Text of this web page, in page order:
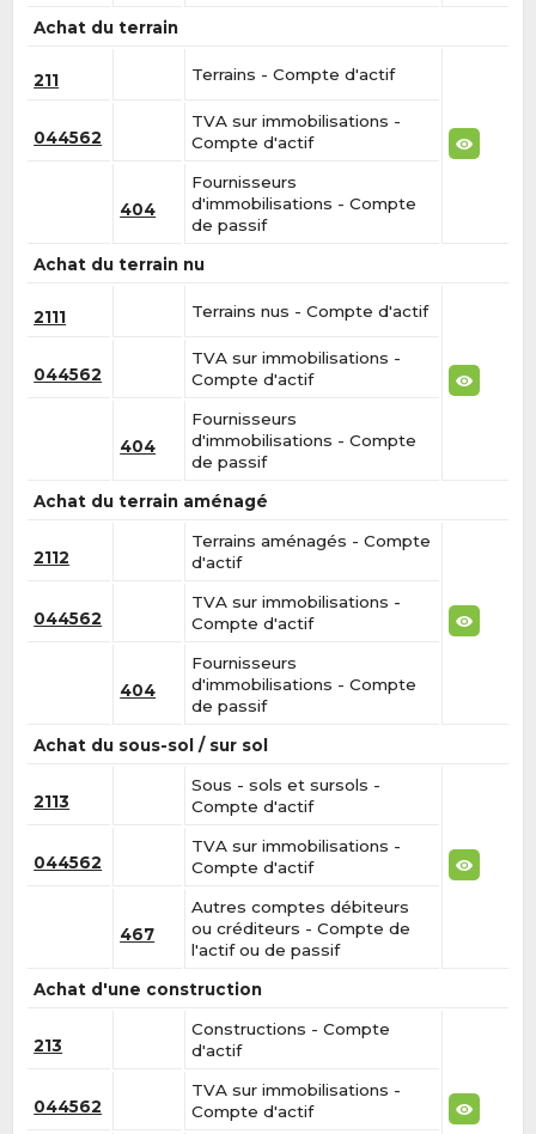
Achat du terrain
211 Terrains - Compte d'actif
044562
TVA sur immobilisations -
Compte d'actif
404
Fournisseurs
d'immobilisations - Compte
de passif
Achat du terrain nu
2111 Terrains nus - Compte d'actif
044562
TVA sur immobilisations -
Compte d'actif
404
Fournisseurs
d'immobilisations - Compte
de passif
Achat du terrain aménagé
2112
Terrains aménagés - Compte
d'actif
044562
TVA sur immobilisations -
Compte d'actif
404
Fournisseurs
d'immobilisations - Compte
de passif
Achat du sous-sol / sur sol
2113
Sous - sols et sursols -
Compte d'actif
044562
TVA sur immobilisations -
Compte d'actif
467
Autres comptes débiteurs
ou créditeurs - Compte de
l'actif ou de passif
Achat d'une construction
213
Constructions - Compte
d'actif
044562
TVA sur immobilisations -
Compte d'actif